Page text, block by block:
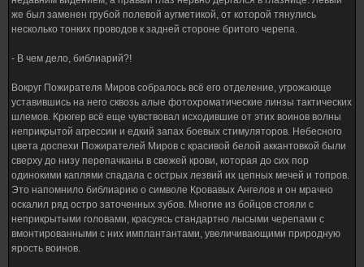
же был заменен грубой полевой аугметикой, от которой тянулись
несколько тонких проводов к задней стороне бритого черепа.
- В чем дело, библиарий?!
Вокруг Пожирателя Миров собралось всё его отделение, угрожающе
уставившись на него сквозь алые фотохроматические линзы тактических
шлемов. Крюгер всё еще чувствовал исходившие от этих воинов волны
неприкрытой агрессии и едкий запах боевых стимуляторов. Небесного
цвета доспехи Пожирателей Миров с красивой белой аккантовкой были
сверху до низу перепачканы в свежей крови, которая до сих пор
одинокими каплями спадала с острых лезвий их цепных мечей и топров.
Это напомнило библиарию о символе Кровавых Ангелов и он мрачно
оскалил ряд остро заточенных зубов. Многие из бойцов стояли с
неприкрытыми головами, красуясь стандартно лысыми черепами с
вмонтированными с них имплантантами, увеличивающими природную
ярость воинов.